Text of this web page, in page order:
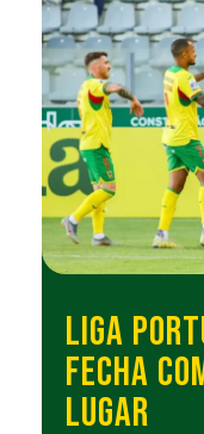
LIGA
FECHA
LUGAR